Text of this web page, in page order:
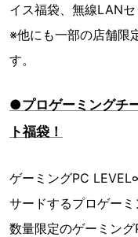
イス福袋、無線LAN
※他にも一部の店舗限
す。
●プロゲーミングチ
ト福袋！
ゲーミングPC
サードするプロゲー
数量限定のゲーミング